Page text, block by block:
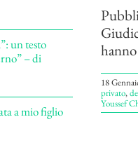
18
privato,
Youssef
un testo
– di
a mio figlio